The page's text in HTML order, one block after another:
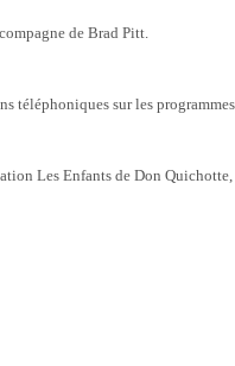
de Brad Pitt.
téléphoniques sur les
Les Enfants de Don